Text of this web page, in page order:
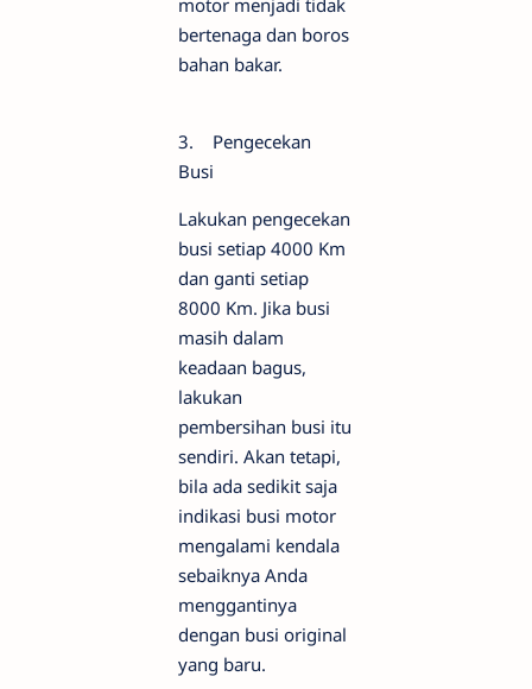
motor menjadi tidak
bertenaga dan boros
bahan bakar.
3. Pengecekan
Busi
Lakukan pengecekan
busi setiap 4000 Km
dan ganti setiap
8000 Km. Jika busi
masih dalam
keadaan bagus,
lakukan
pembersihan busi itu
sendiri. Akan tetapi,
bila ada sedikit saja
indikasi busi motor
mengalami kendala
sebaiknya Anda
menggantinya
dengan busi original
yang baru.